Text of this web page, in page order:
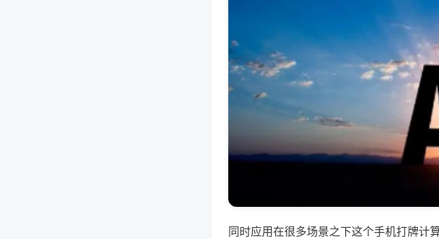
同时应用在很多场景之下这个手机打牌计